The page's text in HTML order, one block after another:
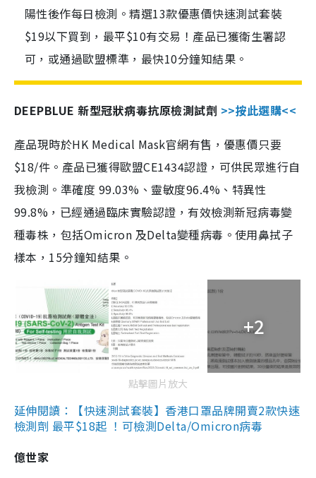
陽性後作每日檢測。精選13款優惠價快速測試套裝
$19以下買到，最平$10有交易！產品已獲衛生署認
可，或通過歐盟標準，最快10分鐘知結果。
DEEPBLUE 新型冠狀病毒抗原檢測試劑 >>按此選購<<
產品現時於HK Medical Mask官網有售，優惠價只要
$18/件。產品已獲得歐盟CE1434認證，可供民眾進行自
我檢測。準確度 99.03%、靈敏度96.4%、特異性
99.8%，已經通過臨床實驗認證，有效檢測新冠病毒變
種毒株，包括Omicron 及Delta變種病毒。使用鼻拭子
樣本，15分鐘知結果。
+2
點擊圖片放大
延伸閱讀：【快速測試套裝】香港口罩品牌開賣2款快速
檢測劑 最平$18起 ！可檢測Delta/Omicron病毒
億世家